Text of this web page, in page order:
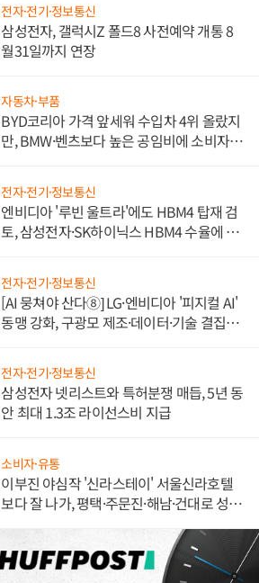
전자·전기·정보통신
삼성전자, 갤럭시Z 폴드8 사전예약 개통 8
월31일까지 연장
자동차·부품
BYD코리아 가격 앞세워 수입차 4위 올랐지
만, BMW·벤츠보다 높은 공임비에 소비자
전자·전기·정보통신
엔비디아 '루빈 울트라'에도 HBM4 탑재 검
토, 삼성전자·SK하이닉스 HBM4 수율에 주
전자·전기·정보통신
[AI 뭉쳐야 산다⑧] LG·엔비디아 '피지컬 AI'
동맹 강화, 구광모 제조·데이터·기술 결집
전자·전기·정보통신
삼성전자 넷리스트와 특허분쟁 매듭, 5년 동
안 최대 1.3조 라이선스비 지급
소비자·유통
이부진 야심작 '신라스테이' 서울신라호텔
보다 잘 나가, 평택·주문진·해남·건대로 성